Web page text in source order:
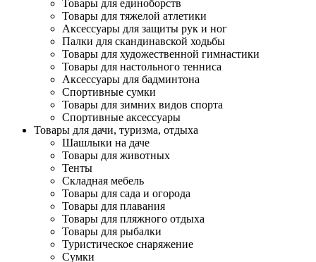
Товары для единоборств
Товары для тяжелой атлетики
Аксессуары для защиты рук и ног
Палки для скандинавской ходьбы
Товары для художественной гимнастики
Товары для настольного тенниса
Аксессуары для бадминтона
Спортивные сумки
Товары для зимних видов спорта
Спортивные аксессуары
Товары для дачи, туризма, отдыха
Шашлыки на даче
Товары для животных
Тенты
Складная мебель
Товары для сада и огорода
Товары для плавания
Товары для пляжного отдыха
Товары для рыбалки
Туристическое снаряжение
Сумки